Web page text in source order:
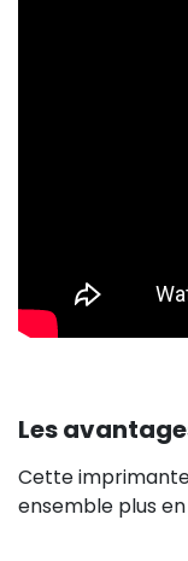
Les
Cette
ensemble plus